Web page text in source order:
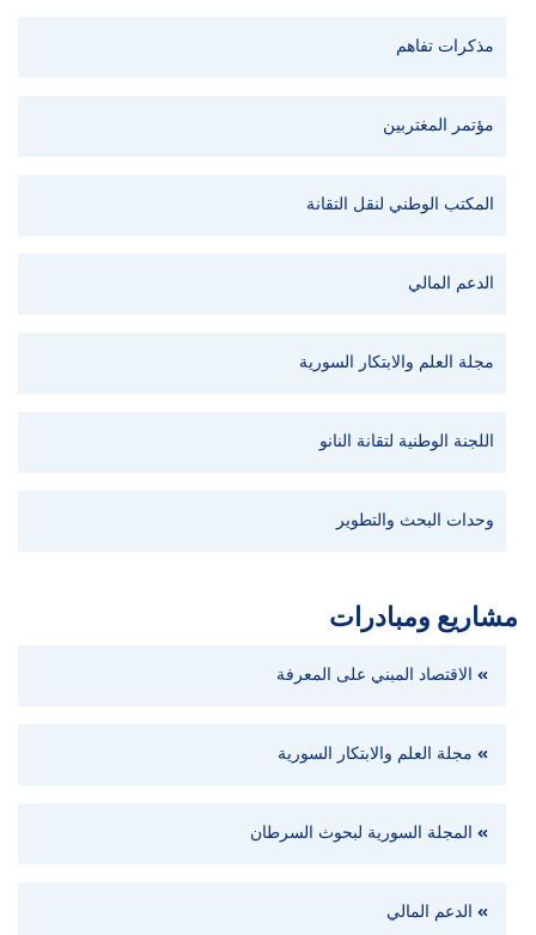
مذكرات تفاهم
مؤتمر المغتربين
المكتب الوطني لنقل التقانة
الدعم المالي
مجلة العلم والابتكار السورية
اللجنة الوطنية لتقانة النانو
وحدات البحث والتطوير
مشاريع ومبادرات
الاقتصاد المبني على المعرفة
مجلة العلم والابتكار السورية
المجلة السورية لبحوث السرطان
الدعم المالي